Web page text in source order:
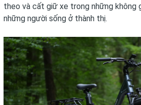
theo và cất giữ xe trong những không
những người sống ở thành thị.